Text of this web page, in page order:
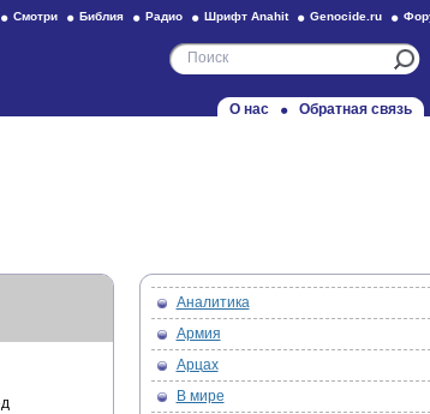
Смотри Библия Радио Шрифт Anahit Genocide.ru
О нас Обратная связь
Аналитика
Армия
Арцах
В мире